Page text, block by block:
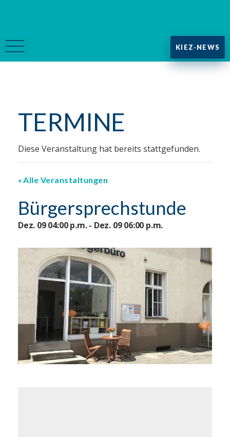
KIEZ-NEWS
TERMINE
Diese Veranstaltung hat bereits stattgefunden.
Alle Veranstaltungen
Bürgersprechstunde
Dez. 09 04:00 p.m. - Dez. 09 06:00 p.m.